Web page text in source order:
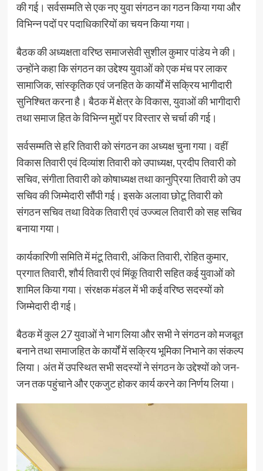
की गई। सर्वसम्मति से एक नए युवा संगठन का गठन किया गया और
विभिन्न पदों पर पदाधिकारियों का चयन किया गया।
बैठक की अध्यक्षता वरिष्ठ समाजसेवी सुशील कुमार पांडेय ने की।
उन्होंने कहा कि संगठन का उद्देश्य युवाओं को एक मंच पर लाकर
सामाजिक, सांस्कृतिक एवं जनहित के कार्यों में सक्रिय भागीदारी
सुनिश्चित करना है। बैठक में क्षेत्र के विकास, युवाओं की भागीदारी
तथा समाज हित के विभिन्न मुद्दों पर विस्तार से चर्चा की गई।
सर्वसम्मति से हरि तिवारी को संगठन का अध्यक्ष चुना गया। वहीं
विकास तिवारी एवं दिव्यांश तिवारी को उपाध्यक्ष, प्रदीप तिवारी को
सचिव, संगीता तिवारी को कोषाध्यक्ष तथा कानुप्रिया तिवारी को उप
सचिव की जिम्मेदारी सौंपी गई। इसके अलावा छोटू तिवारी को
संगठन सचिव तथा विवेक तिवारी एवं उज्ज्वल तिवारी को सह सचिव
बनाया गया।
कार्यकारिणी समिति में मंटू तिवारी, अंकित तिवारी, रोहित कुमार,
प्रगात तिवारी, शौर्य तिवारी एवं मिंकू तिवारी सहित कई युवाओं को
शामिल किया गया। संरक्षक मंडल में भी कई वरिष्ठ सदस्यों को
जिम्मेदारी दी गई।
बैठक में कुल 27 युवाओं ने भाग लिया और सभी ने संगठन को मजबूत
बनाने तथा समाजहित के कार्यों में सक्रिय भूमिका निभाने का संकल्प
लिया। अंत में उपस्थित सभी सदस्यों ने संगठन के उद्देश्यों को जन-
जन तक पहुंचाने और एकजुट होकर कार्य करने का निर्णय लिया।